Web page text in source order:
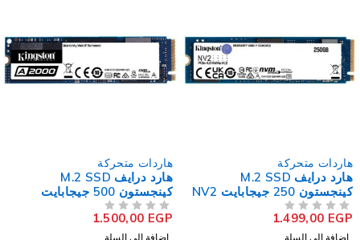
هاردات متحركة
هارد درايف M.2 SSD
كينجستون 250 جيجابايت NV2
NVMe PCIe
1.499,00EGP
إضافة إلى السلة
هاردات متحركة
هارد درايف M.2 SSD
كينجستون 500 جيجابايت
A2000 NVMe PCIe
1.500,00EGP
إضافة إلى السلة